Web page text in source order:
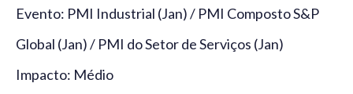
Evento: PMI Industrial (Jan) / PMI Composto S&P
Global (Jan) / PMI do Setor de Serviços (Jan)
Impacto: Médio